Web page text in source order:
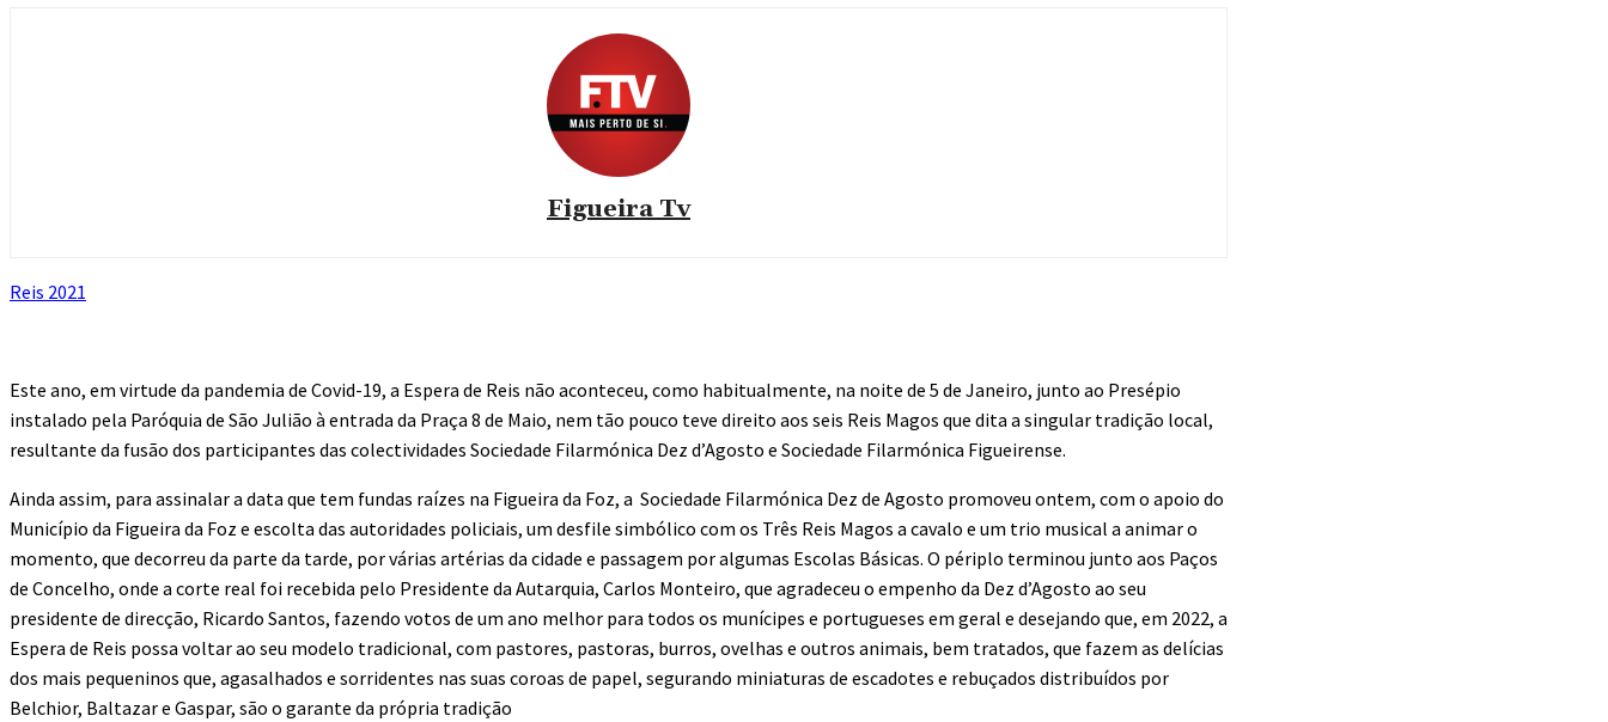
Figueira Tv
Reis 2021
Este ano, em virtude da pandemia de Covid-19, a Espera de Reis não aconteceu, como habitualmente, na noite de 5 de Janeiro, junto ao Presépio
instalado pela Paróquia de São Julião à entrada da Praça 8 de Maio, nem tão pouco teve direito aos seis Reis Magos que dita a singular tradição local,
resultante da fusão dos participantes das colectividades Sociedade Filarmónica Dez d’Agosto e Sociedade Filarmónica Figueirense.
Ainda assim, para assinalar a data que tem fundas raízes na Figueira da Foz, a Sociedade Filarmónica Dez de Agosto promoveu ontem, com o apoio do
Município da Figueira da Foz e escolta das autoridades policiais, um desfile simbólico com os Três Reis Magos a cavalo e um trio musical a animar o
momento, que decorreu da parte da tarde, por várias artérias da cidade e passagem por algumas Escolas Básicas. O périplo terminou junto aos Paços
de Concelho, onde a corte real foi recebida pelo Presidente da Autarquia, Carlos Monteiro, que agradeceu o empenho da Dez d’Agosto ao seu
presidente de direcção, Ricardo Santos, fazendo votos de um ano melhor para todos os munícipes e portugueses em geral e desejando que, em 2022, a
Espera de Reis possa voltar ao seu modelo tradicional, com pastores, pastoras, burros, ovelhas e outros animais, bem tratados, que fazem as delícias
dos mais pequeninos que, agasalhados e sorridentes nas suas coroas de papel, segurando miniaturas de escadotes e rebuçados distribuídos por
Belchior, Baltazar e Gaspar, são o garante da própria tradição